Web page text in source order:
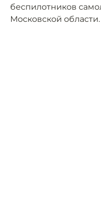
беспилотников
Московской области.